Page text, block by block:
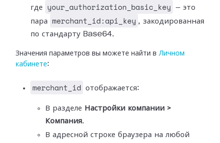
где
your_authorization_basic_key
— это
пара
merchant_id:api_key , закодированная
по стандарту Base64.
Значения параметров вы можете найти в Личном
кабинете:
merchant_id отображается:
В разделе Настройки компании >
Компания.
В адресной строке браузера на любой